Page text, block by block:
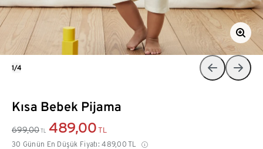
Kısa Bebek Pijama
699,00 TL 489,00 TL
30 Günün En Düşük Fiyatı: 489,00 TL
1/4